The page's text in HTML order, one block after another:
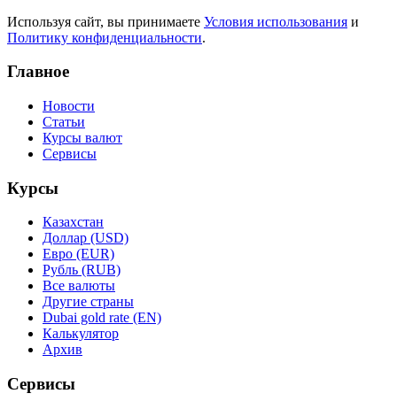
Используя сайт, вы принимаете Условия использования и
Политику конфиденциальности.
Главное
Новости
Статьи
Курсы валют
Сервисы
Курсы
Казахстан
Доллар (USD)
Евро (EUR)
Рубль (RUB)
Все валюты
Другие страны
Dubai gold rate (EN)
Калькулятор
Архив
Сервисы